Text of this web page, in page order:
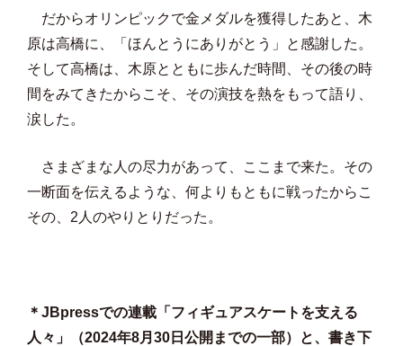
だからオリンピックで金メダルを獲得したあと、木
原は高橋に、「ほんとうにありがとう」と感謝した。
そして高橋は、木原とともに歩んだ時間、その後の時
間をみてきたからこそ、その演技を熱をもって語り、
涙した。
さまざまな人の尽力があって、ここまで来た。その
一断面を伝えるような、何よりもともに戦ったからこ
その、2人のやりとりだった。
＊JBpressでの連載「フィギュアスケートを支える
人々」（2024年8月30日公開までの一部）と、書き下